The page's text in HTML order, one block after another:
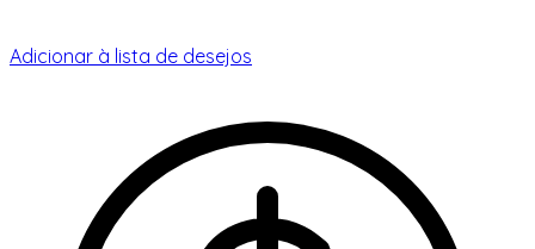
Adicionar à lista de desejos